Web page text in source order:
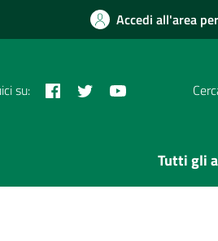
Accedi all'area
su: FacebookTwitter
Tutti gli